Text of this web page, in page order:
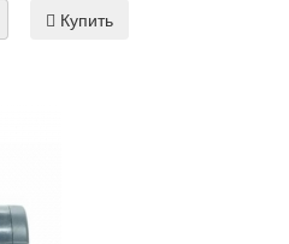
Купить